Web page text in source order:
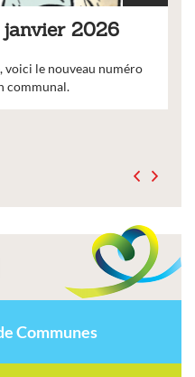
2026
voici le nouveau numéro
communal.
Communes